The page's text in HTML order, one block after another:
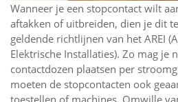
Wanneer je een stopcontact wilt
aftakken of uitbreiden, dien je dit
geldende richtlijnen van het AREI
Elektrische Installaties). Zo mag je
contactdozen plaatsen per
moeten de stopcontacten ook
toestellen of machines. Omwille